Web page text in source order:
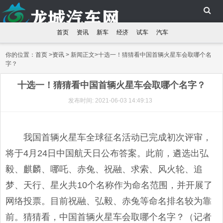
首页 资讯 新车 经济 试车 汽车
你的位置：首页 >资讯 > 新闻正文>十选一！猜猜看中国首辆火星车会取哪个名
字？
十选一！猜猜看中国首辆火星车会取哪个名字？
发布时间: 2021-06-03 14:49:13
我国首辆火星车全球征名活动已完成初次评审，
将于4月24日中国航天日公布答案。此前，遴选出弘
毅、麒麟、哪吒、赤兔、祝融、求索、风火轮、追
梦、天行、星火共10个名称作为命名范围，并开展了
网络投票。目前祝融、弘毅、赤兔等命名排名较为靠
前。猜猜看，中国首辆火星车会取哪个名字？（记者